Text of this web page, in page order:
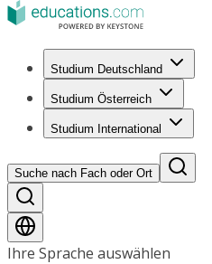
Studium Deutschland
Studium Österreich
Studium International
Suche nach Fach oder Ort
Ihre Sprache auswählen